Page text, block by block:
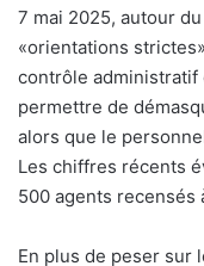
7 mai 2025, autour
«orientations
contrôle
permettre de
alors que le
Les chiffres récents
500 agents recensés
En plus de peser sur